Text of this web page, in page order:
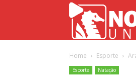
Home Esporte
Esporte Natação